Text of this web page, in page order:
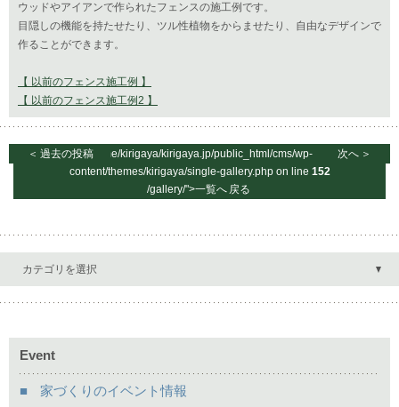
ウッドやアイアンで作られたフェンスの施工例です。
目隠しの機能を持たせたり、ツル性植物をからませたり、自由なデザインで
作ることができます。
【 以前のフェンス施工例 】
【 以前のフェンス施工例2 】
＜ 過去の投稿/home/kirigaya/kirigaya.jp/public_html/cms/wp-
content/themes/kirigaya/single-gallery.php on line 152
/gallery/">一覧へ 戻る
次へ ＞
カテゴリを選択
Event
家づくりのイベント情報